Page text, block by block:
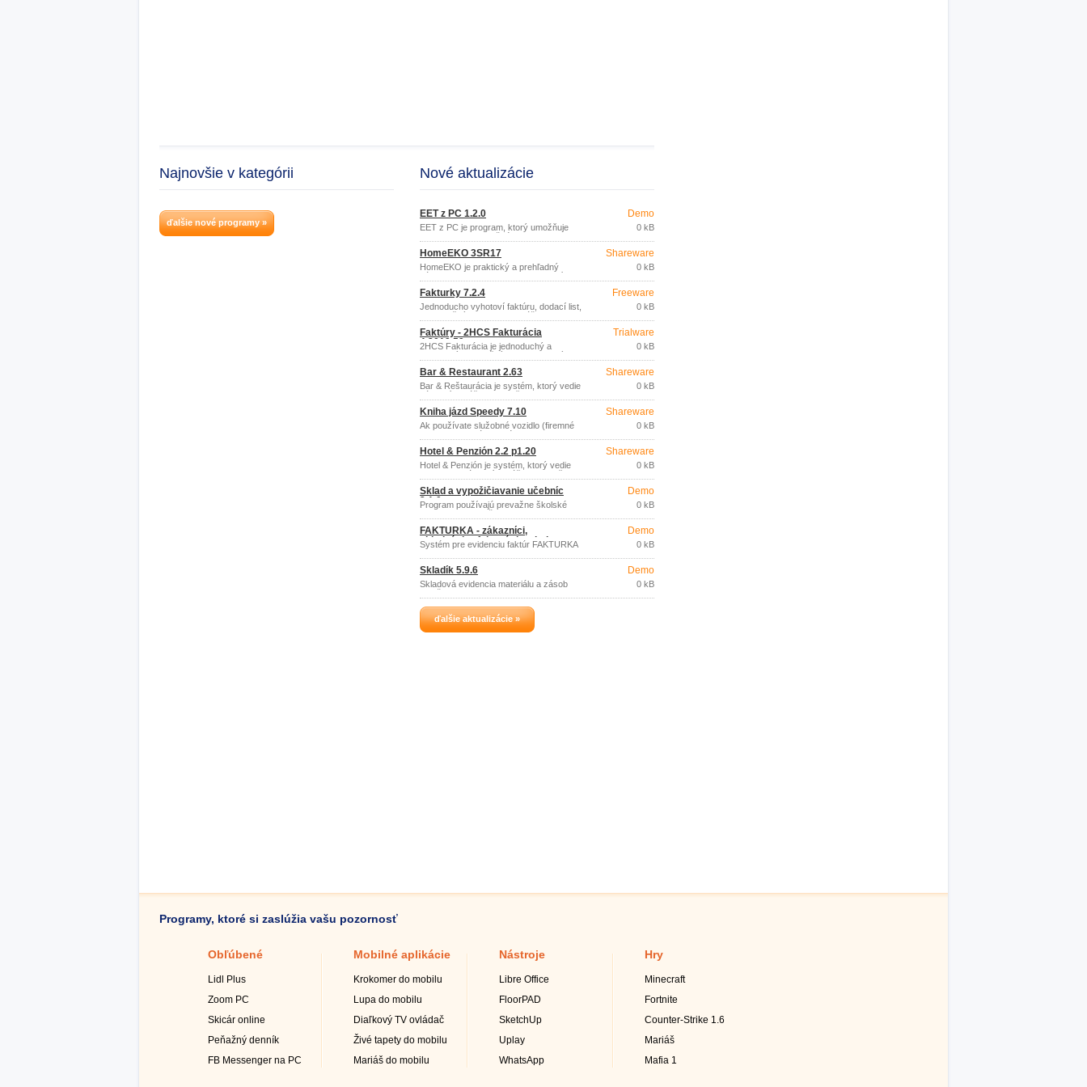
Najnovšie v kategórii
ďalšie nové programy »
Nové aktualizácie
EET z PC 1.2.0
EET z PC je program, ktorý umožňuje
odoslanie EET z bežného PC alebo
notebooku.
Demo
0 kB
HomeEKO 3SR17
HomeEKO je praktický a prehľadný
nástroj pre evidenciu (nielen) financií
domácnosti.
Shareware
0 kB
Fakturky 7.2.4
Jednoducho vyhotoví faktúru, dodací list,
pokladničný doklad bez zvláštnych
nárokov na znalosť výpočtovej techniky.
Freeware
0 kB
Faktúry - 2HCS Fakturácia
4.2019.59
2HCS Fakturácia je jednoduchý a
prehľadný fakturačný program, ktorý
poskytuje všetko potrebné na
spracovanie dokladov malej firmy alebo
živnostníka.
Trialware
0 kB
Bar & Restaurant 2.63
Bar & Reštaurácia je systém, ktorý vedie
zákaznícke účty, pokladňu a sklad
kdekoľvek, kde je zariadenie barového
typu.
Shareware
0 kB
Kniha jázd Speedy 7.10
Ak používate služobné vozidlo (firemné
vozidlo alebo súkromné ​​vozidlo na
firemné účely) a tým pádom potrebujete
evidovať knihu jázd, potom tento
program je pre vás vhodným riešením.
Shareware
0 kB
Hotel & Penzión 2.2 p1.20
Hotel & Penzión je systém, ktorý vedie
kompletne zákaznícke účty, pokladňu a
centrálnu správu hotela, alebo penziónu.
Shareware
0 kB
Sklad a vypožičiavanie učebníc
3.1.0
Program používajú prevažne školské
zariadenia aj menšie firmy.
Demo
0 kB
FAKTÚRKA - zákazníci,
objednávky, fakturácia, platby,
kniha jázd 7.19 START
Systém pre evidenciu faktúr FAKTURKA
dodávateľov, evidenciu vydaných a
prijatých faktúr, vrátane ich tlače,
preddefinovaných masiek, príjmových
pokladničných dokladov, knihy
pohľadávok a záväzkov, objednávky,
príkazy na úhradu, evidenciu skladu,
kniha jázd atď.
Demo
0 kB
Skladík 5.9.6
Skladová evidencia materiálu a zásob
menšieho rozsahu.
Demo
0 kB
ďalšie aktualizácie »
Programy, ktoré si zaslúžia vašu pozornosť
Obľúbené
Lidl Plus
Zoom PC
Skicár online
Peňažný denník
FB Messenger na PC
Mobilné aplikácie
Krokomer do mobilu
Lupa do mobilu
Diaľkový TV ovládač
Živé tapety do mobilu
Mariáš do mobilu
Nástroje
Libre Office
FloorPAD
SketchUp
Uplay
WhatsApp
Hry
Minecraft
Fortnite
Counter-Strike 1.6
Mariáš
Mafia 1